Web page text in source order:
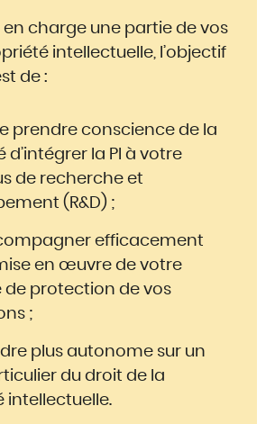
en charge une partie de vos
intellectuelle, l’objectif
de :
prendre conscience de la
d’intégrer la PI à votre
de recherche et
(R&D) ;
efficacement
en œuvre de votre
de protection de vos
;
plus autonome sur un
du droit de la
intellectuelle.